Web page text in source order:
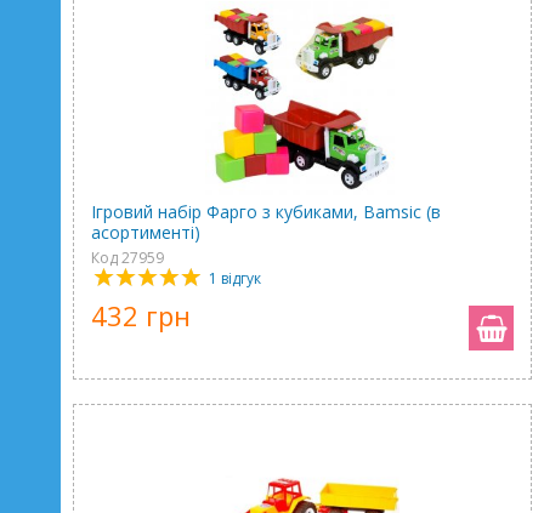
Ігровий набір Фарго з кубиками, Bamsic (в
асортименті)
Код 27959
1 відгук
432 грн